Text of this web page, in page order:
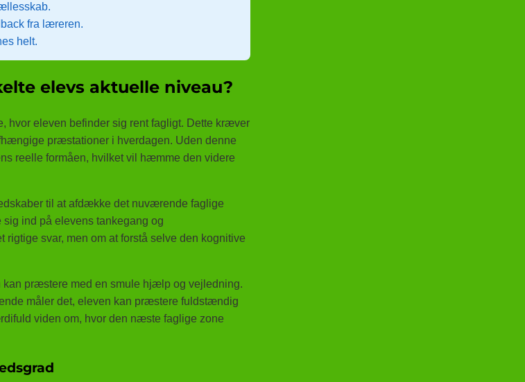
fra læreren.
helt.
elevs aktuelle niveau?
hvor eleven befinder sig rent fagligt. Dette kræver
præstationer i hverdagen. Uden denne
reelle formåen, hvilket vil hæmme den videre
til at afdække det nuværende faglige
ind på elevens tankegang og
svar, men om at forstå selve den kognitive
præstere med en smule hjælp og vejledning.
måler det, eleven kan præstere fuldstændig
viden om, hvor den næste faglige zone